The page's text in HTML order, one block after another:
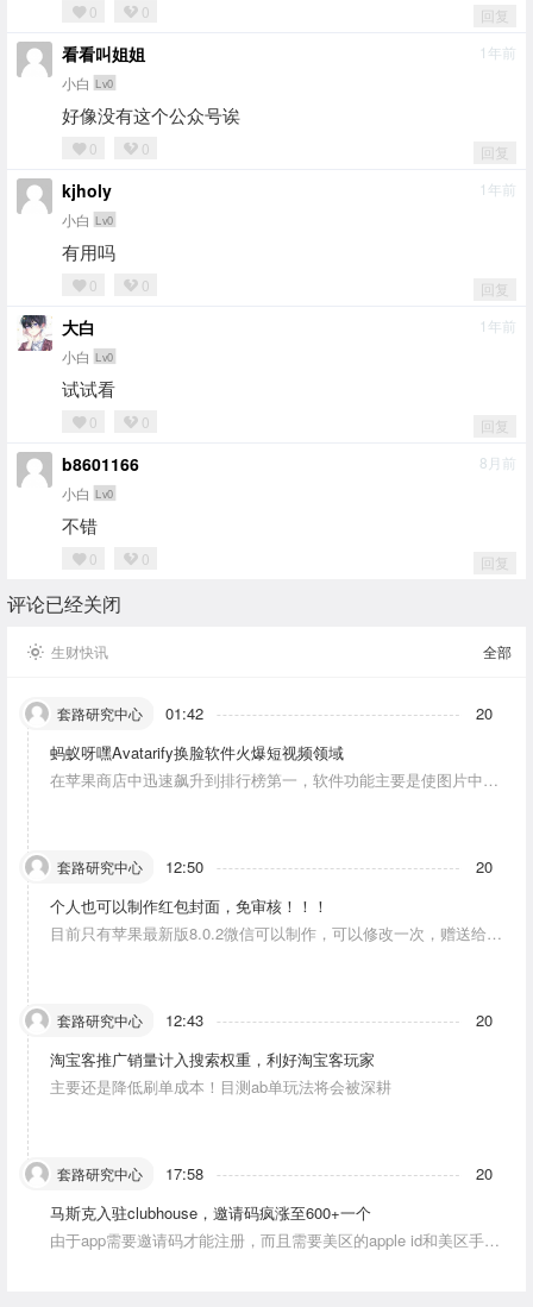
0 0 回复
看看叫姐姐
小白 Lv0
1年前
好像没有这个公众号诶
0 0 回复
kjholy
小白 Lv0
1年前
有用吗
0 0 回复
大白
小白 Lv0
1年前
试试看
0 0 回复
b8601166
小白 Lv0
8月前
不错
0 0 回复
评论已经关闭
生财快讯 全部
套路研究中心 01:42
20
蚂蚁呀嘿Avatarify换脸软件火爆短视频领域
在苹果商店中迅速飙升到排行榜第一，软件功能主要是使图片中的
套路研究中心 12:50
20
个人也可以制作红包封面，免审核！！！
目前只有苹果最新版8.0.2微信可以制作，可以修改一次，赠送给10
套路研究中心 12:43
20
淘宝客推广销量计入搜索权重，利好淘宝客玩家
主要还是降低刷单成本！目测ab单玩法将会被深耕
套路研究中心 17:58
20
马斯克入驻clubhouse，邀请码疯涨至600+一个
由于app需要邀请码才能注册，而且需要美区的apple id和美区手机